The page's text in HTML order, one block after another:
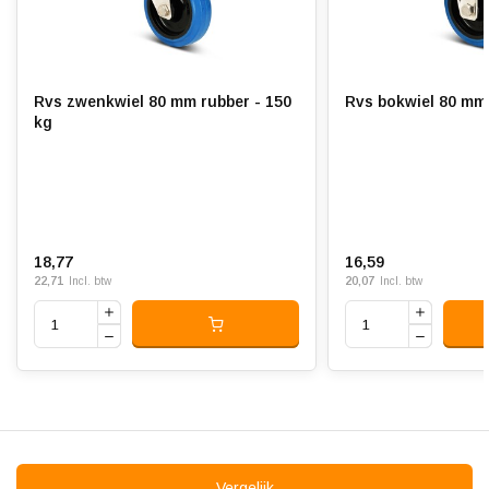
Rolweerstand:
Geschikt voor:
Vlakke ondergrond en
Rvs zwenkwiel 80 mm rubber - 150
kg
18,77
22,71 Incl. btw
Rvs bokwiel 80
16,59
20,07 Incl. btw